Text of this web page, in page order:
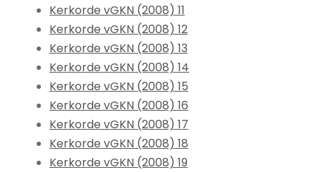
Kerkorde vGKN (2008) 11
Kerkorde vGKN (2008) 12
Kerkorde vGKN (2008) 13
Kerkorde vGKN (2008) 14
Kerkorde vGKN (2008) 15
Kerkorde vGKN (2008) 16
Kerkorde vGKN (2008) 17
Kerkorde vGKN (2008) 18
Kerkorde vGKN (2008) 19